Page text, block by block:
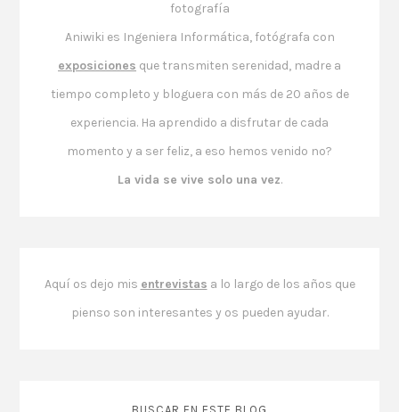
fotografía
​Aniwiki es Ingeniera Informática, fotógrafa con
exposiciones que transmiten serenidad, madre a
tiempo completo y bloguera con más de 20 años de
experiencia. Ha aprendido a disfrutar de cada
momento y a ser feliz, a eso hemos venido no?
La vida se vive solo una vez.
Aquí os dejo mis entrevistas a lo largo de los años que
pienso son interesantes y os pueden ayudar.